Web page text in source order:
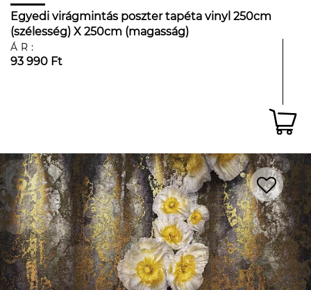
Egyedi virágmintás poszter tapéta vinyl 250cm
(szélesség) X 250cm (magasság)
ÁR:
93 990 Ft